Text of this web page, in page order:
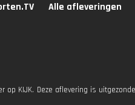
Alle afleveringen
KIJK. Deze aflevering is